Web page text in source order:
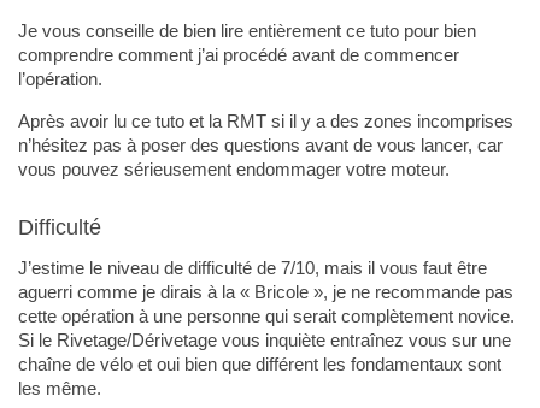
Je vous conseille de bien lire entièrement ce tuto pour bien
comprendre comment j’ai procédé avant de commencer
l’opération.
Après avoir lu ce tuto et la RMT si il y a des zones incomprises
n’hésitez pas à poser des questions avant de vous lancer, car
vous pouvez sérieusement endommager votre moteur.
Difficulté
J’estime le niveau de difficulté de 7/10, mais il vous faut être
aguerri comme je dirais à la « Bricole », je ne recommande pas
cette opération à une personne qui serait complètement novice.
Si le Rivetage/Dérivetage vous inquiète entraînez vous sur une
chaîne de vélo et oui bien que différent les fondamentaux sont
les même.